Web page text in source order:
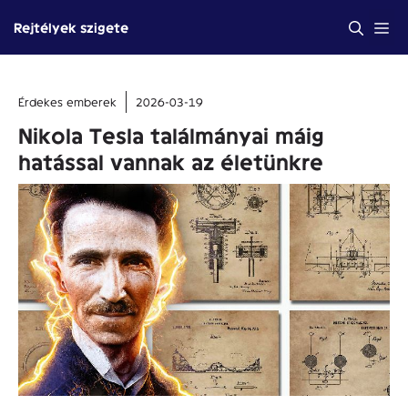
tartalomba
Rejtélyek szigete
Érdekes emberek 2026-03-19
Nikola Tesla találmányai máig
hatással vannak az életünkre